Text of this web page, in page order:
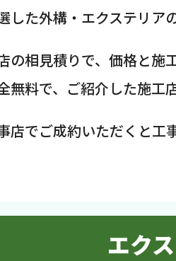
した外構・エクステリア
の相見積りで、価格と施
無料で、ご紹介した施工
店でご成約いただくと
エク